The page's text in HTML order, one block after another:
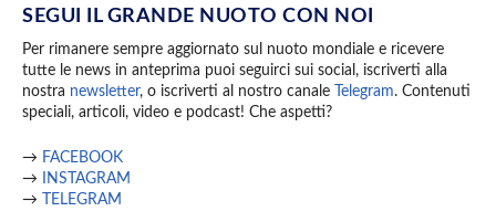
SEGUI IL GRANDE NUOTO CON NOI
Per rimanere sempre aggiornato sul nuoto mondiale e ricevere
tutte le news in anteprima puoi seguirci sui social, iscriverti alla
nostra newsletter, o iscriverti al nostro canale Telegram. Contenuti
speciali, articoli, video e podcast! Che aspetti?
→ FACEBOOK
→ INSTAGRAM
→
TELEGRAM